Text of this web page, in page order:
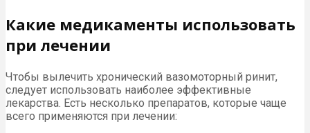
Какие медикаменты использовать
при лечении
Чтобы вылечить хронический вазомоторный ринит,
следует использовать наиболее эффективные
лекарства. Есть несколько препаратов, которые чаще
всего применяются при лечении: